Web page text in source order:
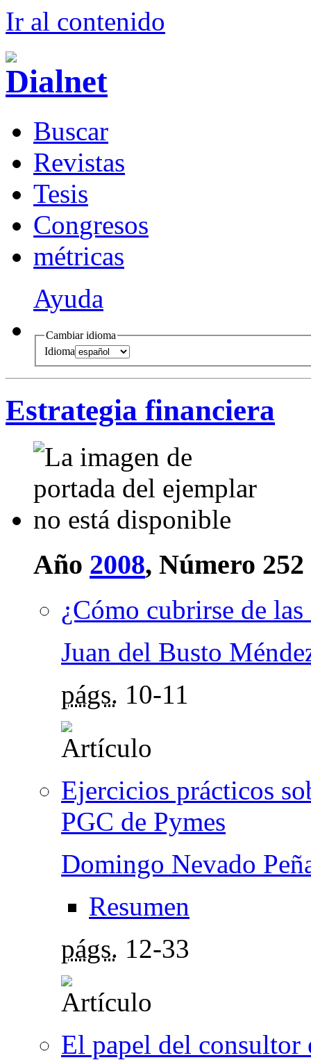
Ir al contenido
Buscar
Revistas
Tesis
Congresos
métricas
Ayuda
Cambiar idioma
Idioma
Estrategia financiera
Año 2008, Número 252
¿Cómo cubrirse de
Juan del Busto
págs. 10-11
Ejercicios prácticos
PGC de Pymes
Domingo Nevado
Resumen
págs. 12-33
El papel del